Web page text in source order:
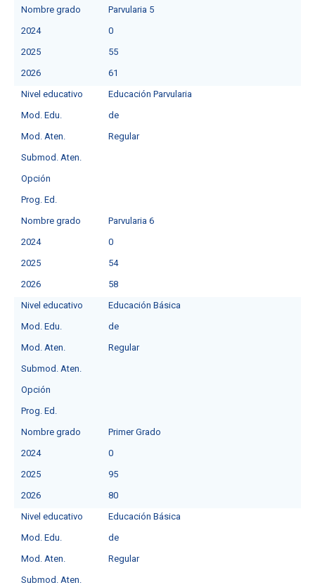
Nombre grado
Parvularia 5
2024
0
2025
55
2026
61
Nivel educativo
Educación Parvularia
Mod. Edu.
de
Mod. Aten.
Regular
Submod. Aten.
Opción
Prog. Ed.
Nombre grado
Parvularia 6
2024
0
2025
54
2026
58
Nivel educativo
Educación Básica
Mod. Edu.
de
Mod. Aten.
Regular
Submod. Aten.
Opción
Prog. Ed.
Nombre grado
Primer Grado
2024
0
2025
95
2026
80
Nivel educativo
Educación Básica
Mod. Edu.
de
Mod. Aten.
Regular
Submod. Aten.